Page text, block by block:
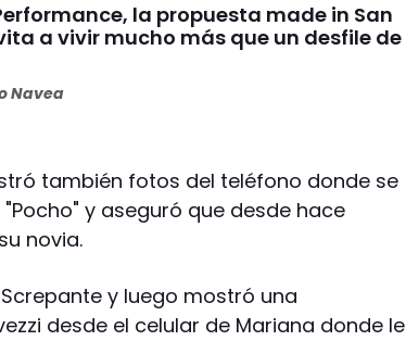
la propuesta made in San
a vivir mucho más que un desfile de
Navea
también fotos del teléfono donde se
y aseguró que desde hace
novia.
y luego mostró una
desde el celular de Mariana donde le